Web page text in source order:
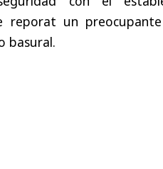
reporat un
basural.